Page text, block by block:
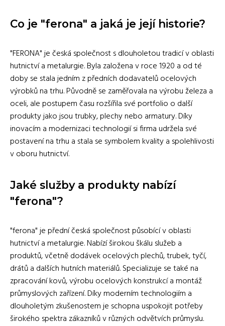
Co je "ferona" a jaká je její historie?
"FERONA" je česká společnost s dlouholetou tradicí v oblasti
hutnictví a metalurgie. Byla založena v roce 1920 a od té
doby se stala jedním z předních dodavatelů ocelových
výrobků na trhu. Původně se zaměřovala na výrobu železa a
oceli, ale postupem času rozšířila své portfolio o další
produkty jako jsou trubky, plechy nebo armatury. Díky
inovacím a modernizaci technologií si firma udržela své
postavení na trhu a stala se symbolem kvality a spolehlivosti
v oboru hutnictví.
Jaké služby a produkty nabízí
"ferona"?
"ferona" je přední česká společnost působící v oblasti
hutnictví a metalurgie. Nabízí širokou škálu služeb a
produktů, včetně dodávek ocelových plechů, trubek, tyčí,
drátů a dalších hutních materiálů. Specializuje se také na
zpracování kovů, výrobu ocelových konstrukcí a montáž
průmyslových zařízení. Díky moderním technologiím a
dlouholetým zkušenostem je schopna uspokojit potřeby
širokého spektra zákazníků v různých odvětvích průmyslu.